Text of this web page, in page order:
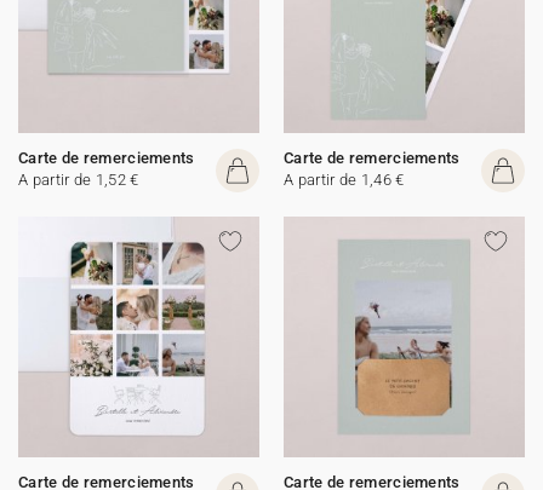
Carte de remerciements
A partir de 1,52 €
Carte de remerciements
A partir de 1,46 €
Carte de remerciements
Carte de remerciements